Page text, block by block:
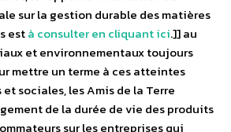
sur la gestion durable des matières
està consulter en cliquant ici.]] au
et environnementaux toujours
mettre un terme à ces atteintes
sociales, les Amis de la Terre
de la durée de vie des produits
sur les entreprises qui